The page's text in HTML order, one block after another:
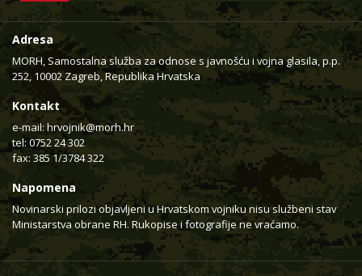
Adresa
MORH, Samostalna služba za odnose s javnošću i vojna glasila, p.p.
252, 10002 Zagreb, Republika Hrvatska
Kontakt
e-mail: hrvojnik@morh.hr
tel: 0752 24 302
fax: 385 1/3784 322
Napomena
Novinarski prilozi objavljeni u Hrvatskom vojniku nisu službeni stav
Ministarstva obrane RH. Rukopise i fotografije ne vraćamo.